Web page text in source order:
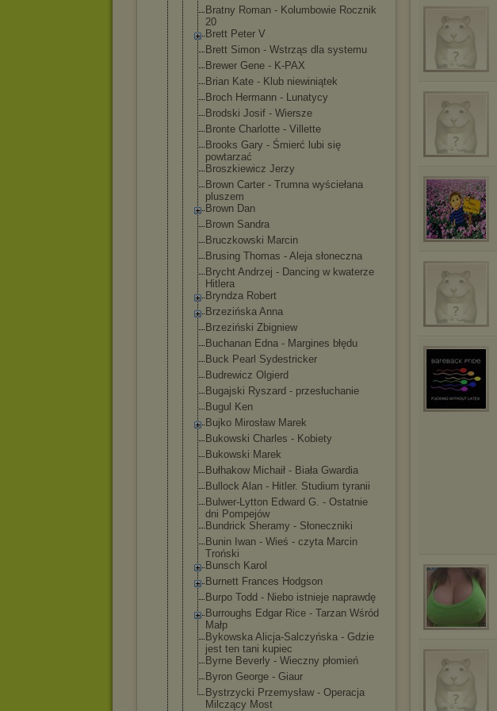
Bratny Roman - Kolumbowie Rocznik
20
Brett Peter V
Brett Simon - Wstrząs dla systemu
Brewer Gene - K-PAX
Brian Kate - Klub niewiniątek
Broch Hermann - Lunatycy
Brodski Josif - Wiersze
Bronte Charlotte - Villette
Brooks Gary - Śmierć lubi się
powtarzać
Broszkiewicz Jerzy
Brown Carter - Trumna wyściełana
pluszem
Brown Dan
Brown Sandra
Bruczkowski Marcin
Brusing Thomas - Aleja słoneczna
Brycht Andrzej - Dancing w kwaterze
Hitlera
Bryndza Robert
Brzezińska Anna
Brzeziński Zbigniew
Buchanan Edna - Margines błędu
Buck Pearl Sydestricker
Budrewicz Olgierd
Bugajski Ryszard - przesłuchanie
Bugul Ken
Bujko Mirosław Marek
Bukowski Charles - Kobiety
Bukowski Marek
Bułhakow Michaił - Biała Gwardia
Bullock Alan - Hitler. Studium tyranii
Bulwer-Lytton Edward G. - Ostatnie
dni Pompejów
Bundrick Sheramy - Słoneczniki
Bunin Iwan - Wieś - czyta Marcin
Troński
Bunsch Karol
Burnett Frances Hodgson
Burpo Todd - Niebo istnieje naprawdę
Burroughs Edgar Rice - Tarzan Wśród
Małp
Bykowska Alicja-Salczyńska - Gdzie
jest ten tani kupiec
Byrne Beverly - Wieczny płomień
Byron George - Giaur
Bystrzycki Przemysław - Operacja
Milczący Most